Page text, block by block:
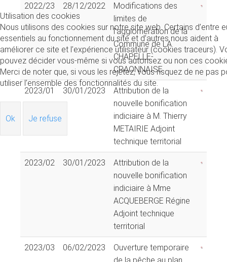
2022/23 28/12/2022
Modifications des
limites de
l'agglomération de la
Commune de LA
CHAPELLE-
CRAONNAISE
2023/01 30/01/2023
Attribution de la
nouvelle bonification
indiciaire à M. Thierry
METAIRIE Adjoint
technique territorial
2023/02 30/01/2023
Attribution de la
nouvelle bonification
indiciaire à Mme
ACQUEBERGE Régine
Adjoint technique
territorial
2023/03 06/02/2023
Ouverture temporaire
de la pêche au plan
Utilisation des cookies
Nous utilisons des cookies sur notre site web. Certains d’entre
essentiels au fonctionnement du site et d’autres nous aident à
améliorer ce site et l’expérience utilisateur (cookies traceurs).
pouvez décider vous-même si vous autorisez ou non ces
Merci de noter que, si vous les rejetez, vous risquez de ne pas
utiliser l’ensemble des fonctionnalités du site.
Ok Je refuse